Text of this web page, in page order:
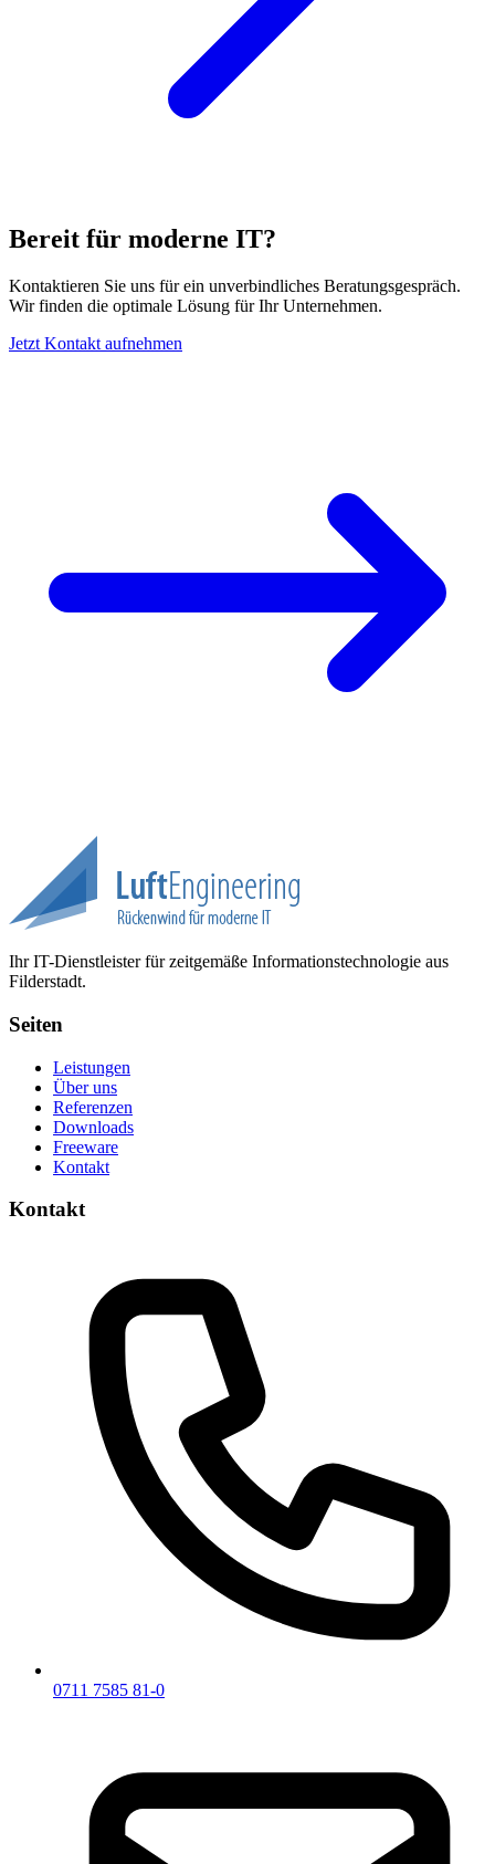
Bereit für moderne IT?
Kontaktieren Sie uns für ein unverbindliches Beratungsgespräch.
Wir finden die optimale Lösung für Ihr Unternehmen.
Jetzt Kontakt aufnehmen
Ihr IT-Dienstleister für zeitgemäße Informationstechnologie aus
Filderstadt.
Seiten
Leistungen
Über uns
Referenzen
Downloads
Freeware
Kontakt
Kontakt
0711 7585 81-0